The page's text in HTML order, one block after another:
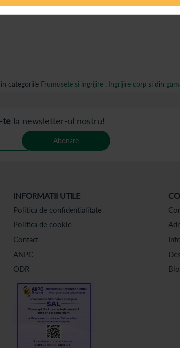
categoriile Frumusete si ingrijire , Ingrijire corp si din
te la newsletter-ul nostru!
Abonare
INFORMATII UTILE
Politica de confidentialitate
Politica de cookie
Contact
ANPC
ODR